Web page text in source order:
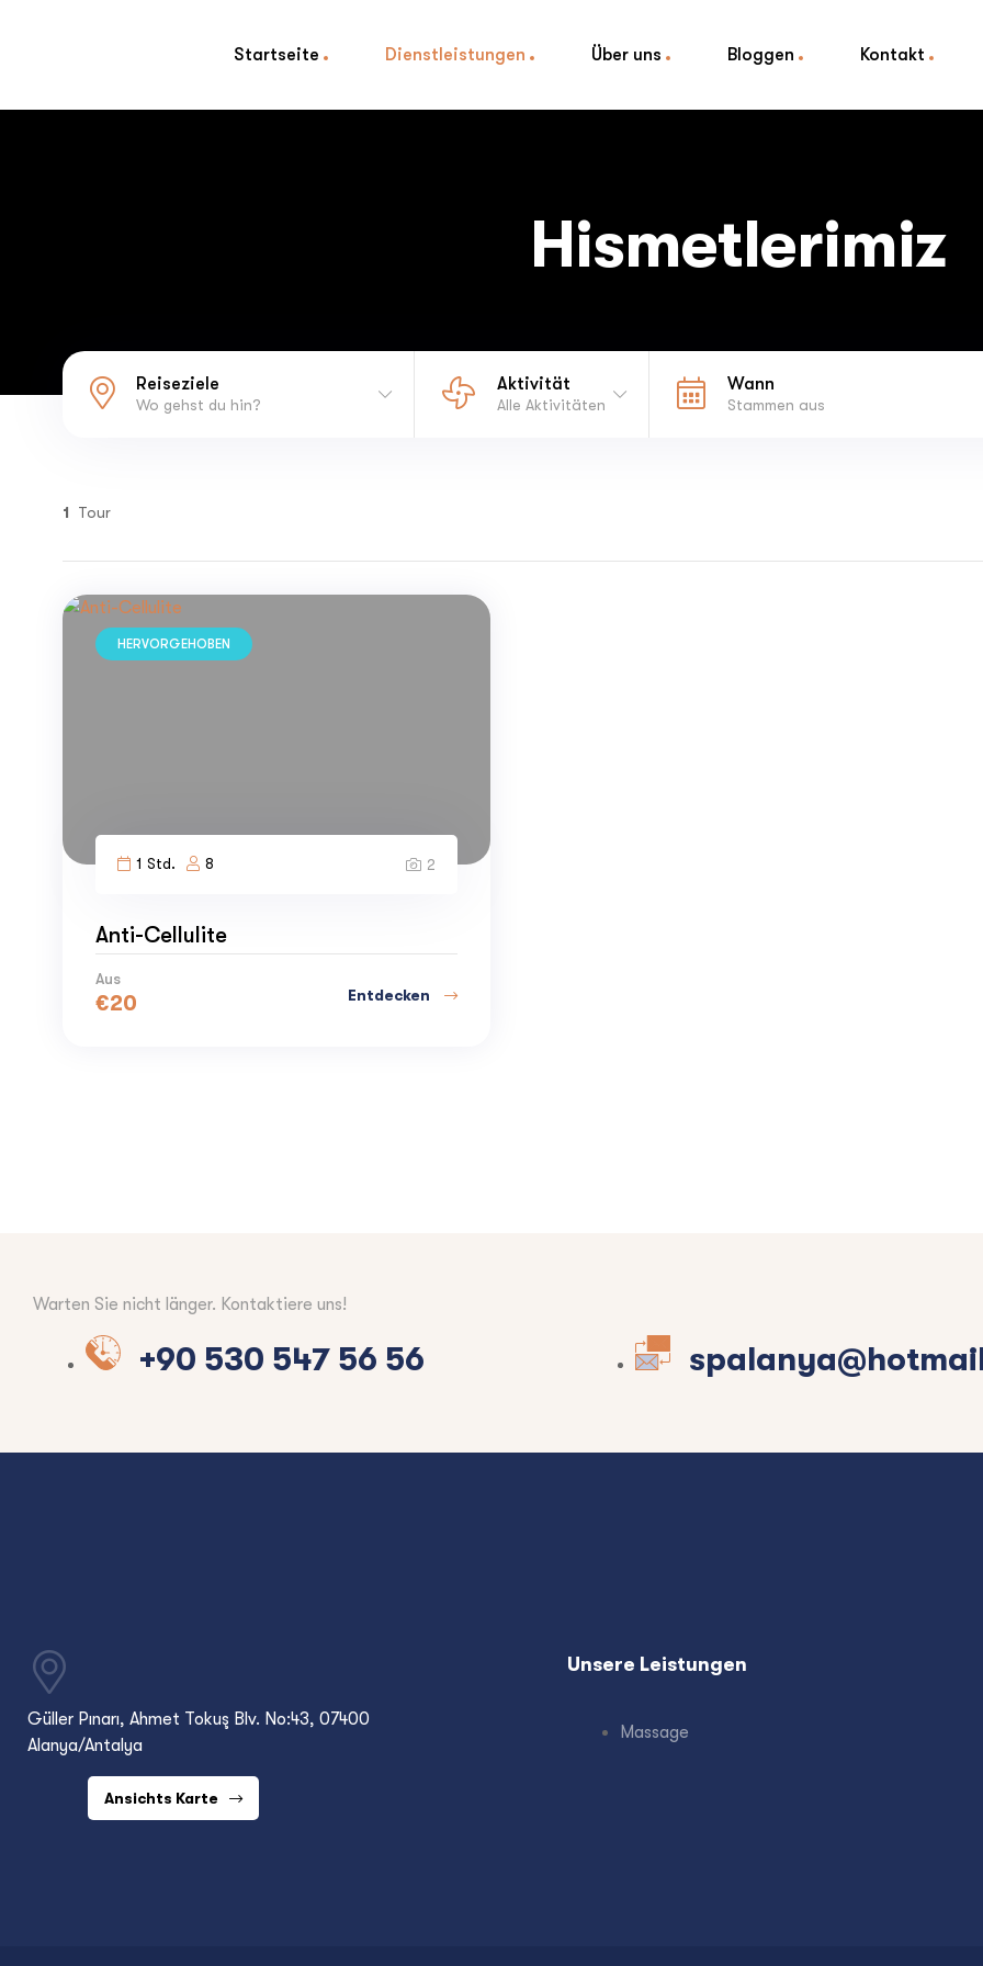
Startseite Dienstleistungen Über uns Bloggen Kontakt
Hismetlerimiz
Reiseziele
Wo gehst du hin?
Aktivität
Alle Aktivitäten
Wann
1 Tour
HERVORGEHOBEN
1 Std. 8 2
Anti-Cellulite
Aus
€20 Entdecken
Warten Sie nicht länger. Kontaktiere uns!
+90 530 547 56 56
Güller Pınarı, Ahmet Tokuş Blv. No:43, 07400
Alanya/Antalya
Ansichts Karte
Unsere Leistungen
Massage